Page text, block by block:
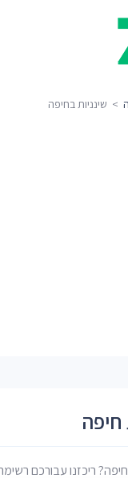
> שינניות בחיפה
חיפה
ריכזנו עבורכם רשימה